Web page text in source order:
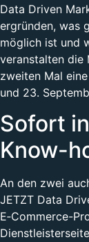
Data Driven
ergründen, was
möglich ist und
veranstalten die
zweiten Mal eine
und 23.
Sofort
Know-
An den zwei
JETZT Data
E‑Commerce-